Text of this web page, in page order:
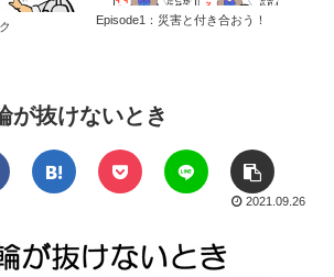
Episode1：災害と付き合おう！
抜けないとき
2021.09.26